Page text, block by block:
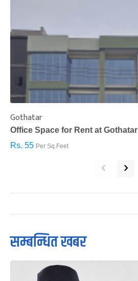
Gothatar
Office Space for Rent at Gothatar
Rs. 55 Per Sq.Feet
‹ ›
सम्बन्धित खबर